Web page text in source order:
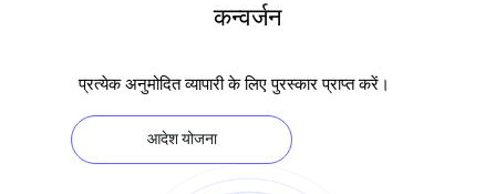
कन्वर्जन
प्रत्येक अनुमोदित व्यापारी के लिए पुरस्कार प्राप्त करें।
आदेश योजना